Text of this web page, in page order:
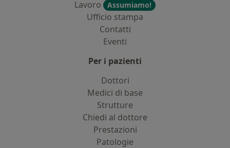
Lavoro
Assumiamo!
Ufficio stampa
Contatti
Eventi
Per i pazienti
Dottori
Medici di base
Strutture
Chiedi al dottore
Prestazioni
Patologie